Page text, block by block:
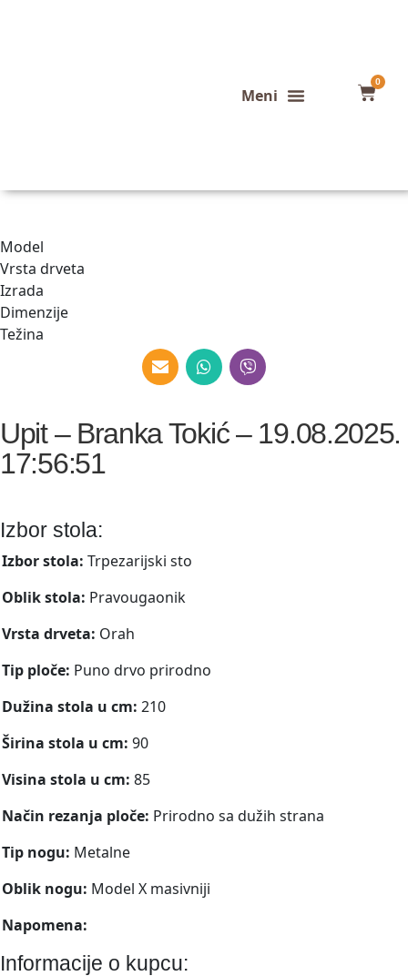
0
Model
Vrsta drveta
Izrada
Dimenzije
Težina
Upit – Branka Tokić – 19.08.2025.
17:56:51
Izbor stola:
Izbor stola: Trpezarijski sto
Oblik stola: Pravougaonik
Vrsta drveta: Orah
Tip ploče: Puno drvo prirodno
Dužina stola u cm: 210
Širina stola u cm: 90
Visina stola u cm: 85
Način rezanja ploče: Prirodno sa dužih strana
Tip nogu: Metalne
Oblik nogu: Model X masivniji
Napomena:
Informacije o kupcu: